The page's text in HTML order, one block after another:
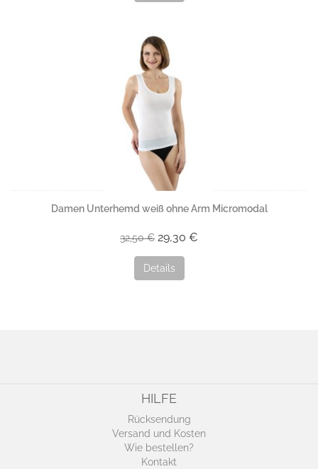
Damen Unterhemd weiß ohne Arm Micromodal
32,50 € 29,30 €
Details
HILFE
Rücksendung
Versand und Kosten
Wie bestellen?
Kontakt